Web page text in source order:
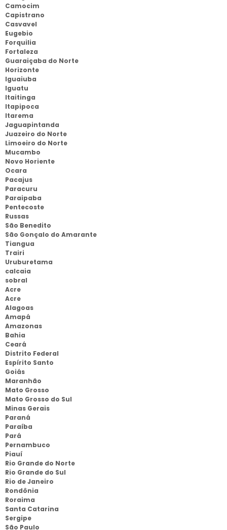
Camocim
Capistrano
Casvavel
Eugebio
Forquilia
Fortaleza
Guaraiçaba do Norte
Horizonte
Iguaiuba
Iguatu
Itaitinga
Itapipoca
Itarema
Jaguapintanda
Juazeiro do Norte
Limoeiro do Norte
Mucambo
Novo Horiente
Ocara
Pacajus
Paracuru
Paraipaba
Pentecoste
Russas
São Benedito
São Gonçalo do Amarante
Tiangua
Trairi
Uruburetama
calcaia
sobral
Acre
Acre
Alagoas
Amapá
Amazonas
Bahia
Ceará
Distrito Federal
Espírito Santo
Goiás
Maranhão
Mato Grosso
Mato Grosso do Sul
Minas Gerais
Paraná
Paraíba
Pará
Pernambuco
Piauí
Rio Grande do Norte
Rio Grande do Sul
Rio de Janeiro
Rondônia
Roraima
Santa Catarina
Sergipe
São Paulo